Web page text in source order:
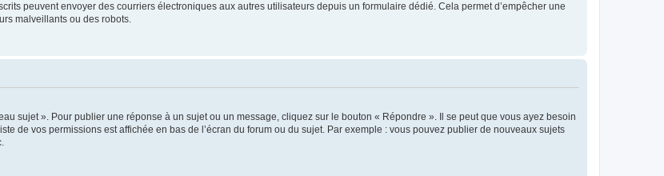
peuvent envoyer des courriers électroniques aux autres utilisateurs depuis un formulaire dédié. Cela permet d’empêcher une
malveillants ou des robots.
sujet ». Pour publier une réponse à un sujet ou un message, cliquez sur le bouton « Répondre ». Il se peut que vous ayez besoin
de vos permissions est affichée en bas de l’écran du forum ou du sujet. Par exemple : vous pouvez publier de nouveaux sujets